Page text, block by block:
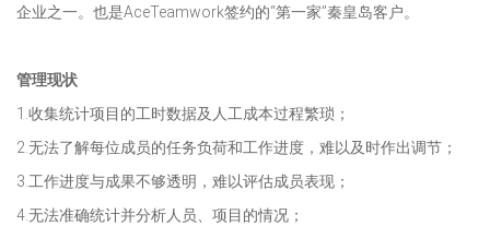
企业之一。也是AceTeamwork签约的“第一家”秦皇岛客户。
管理现状
1.收集统计项目的工时数据及人工成本过程繁琐；
2.无法了解每位成员的任务负荷和工作进度，难以及时作出调节；
3.工作进度与成果不够透明，难以评估成员表现；
4.无法准确统计并分析人员、项目的情况；